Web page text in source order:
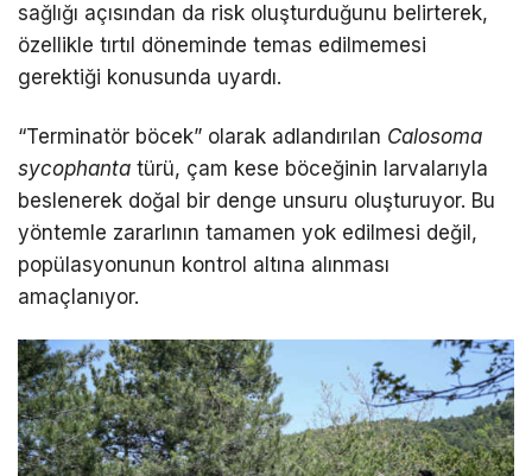
sağlığı açısından da risk oluşturduğunu belirterek,
özellikle tırtıl döneminde temas edilmemesi
gerektiği konusunda uyardı.
“Terminatör böcek” olarak adlandırılan Calosoma
sycophanta türü, çam kese böceğinin larvalarıyla
beslenerek doğal bir denge unsuru oluşturuyor. Bu
yöntemle zararlının tamamen yok edilmesi değil,
popülasyonunun kontrol altına alınması
amaçlanıyor.